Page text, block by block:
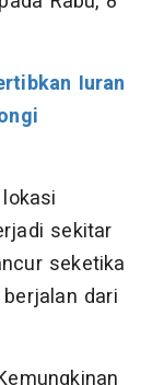
Iuran
sekitar
seketika
dari